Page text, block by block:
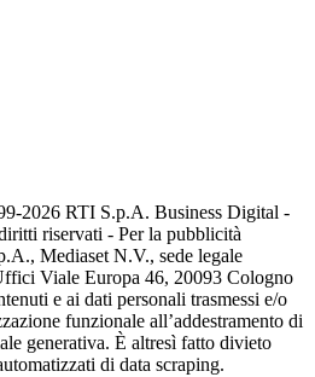
2026 RTI S.p.A. Business Digital -
riservati - Per la pubblicità
Mediaset N.V., sede legale
Viale Europa 46, 20093 Cologno
e ai dati personali trasmessi e/o
funzionale all’addestramento di
generativa. È altresì fatto divieto
di data scraping.